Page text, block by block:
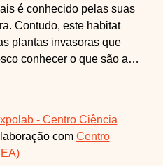
é conhecido pelas suas
Contudo, este habitat
plantas invasoras que
conhecer o que são as
e a ajudar a preservar
o nosso ecossistema!
- Centro Ciência
com Centro